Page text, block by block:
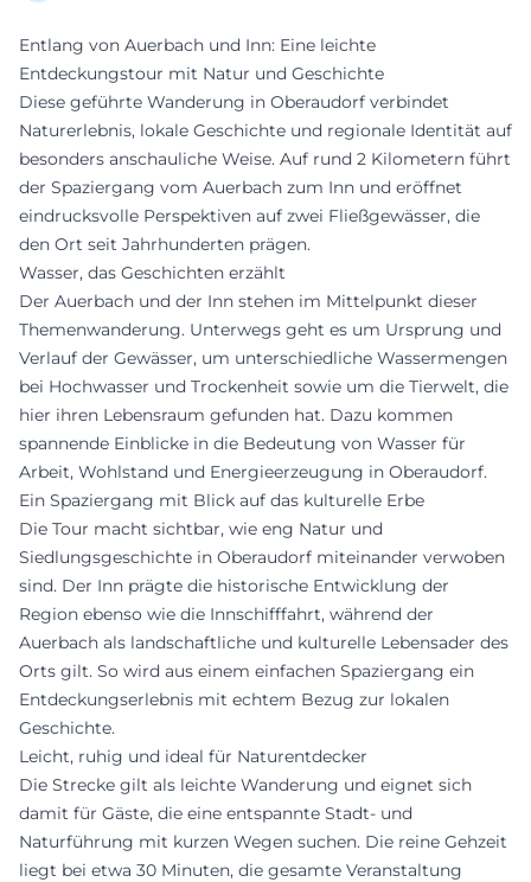
Entlang von Auerbach und Inn: Eine leichte
Entdeckungstour mit Natur und Geschichte
Diese geführte Wanderung in Oberaudorf verbindet
Naturerlebnis, lokale Geschichte und regionale Identität auf
besonders anschauliche Weise. Auf rund 2 Kilometern führt
der Spaziergang vom Auerbach zum Inn und eröffnet
eindrucksvolle Perspektiven auf zwei Fließgewässer, die
den Ort seit Jahrhunderten prägen.
Wasser, das Geschichten erzählt
Der Auerbach und der Inn stehen im Mittelpunkt dieser
Themenwanderung. Unterwegs geht es um Ursprung und
Verlauf der Gewässer, um unterschiedliche Wassermengen
bei Hochwasser und Trockenheit sowie um die Tierwelt, die
hier ihren Lebensraum gefunden hat. Dazu kommen
spannende Einblicke in die Bedeutung von Wasser für
Arbeit, Wohlstand und Energieerzeugung in Oberaudorf.
Ein Spaziergang mit Blick auf das kulturelle Erbe
Die Tour macht sichtbar, wie eng Natur und
Siedlungsgeschichte in Oberaudorf miteinander verwoben
sind. Der Inn prägte die historische Entwicklung der
Region ebenso wie die Innschifffahrt, während der
Auerbach als landschaftliche und kulturelle Lebensader des
Orts gilt. So wird aus einem einfachen Spaziergang ein
Entdeckungserlebnis mit echtem Bezug zur lokalen
Geschichte.
Leicht, ruhig und ideal für Naturentdecker
Die Strecke gilt als leichte Wanderung und eignet sich
damit für Gäste, die eine entspannte Stadt- und
Naturführung mit kurzen Wegen suchen. Die reine Gehzeit
liegt bei etwa 30 Minuten, die gesamte Veranstaltung